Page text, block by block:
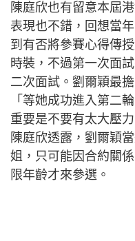
陳庭欣也有留意本屆
表現也不錯，回想當
到有否將參賽心得傳
時裝，不過第一次面
二次面試。劉爾穎最
「等她成功進入第二
重要是不要有太大壓
陳庭欣透露，劉爾穎
姐，只可能因合約關
限年齡才來參選。